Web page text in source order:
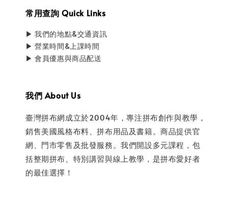
常用查詢 Quick Links
▶ 我們的地點&交通資訊
▶ 營業時間&上課時間
▶ 會員優惠與商品配送
我們 About Us
臺灣拼布網成立於2004年，專注拼布創作與教學，
銷售美國風格布料、拼布用品及書籍。商品提供官
網、門市零售及批發服務。我們開設多元課程，包
括整期拼布、特別講習與線上教學，是拼布愛好者
的最佳選擇！